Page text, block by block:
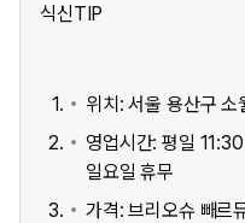
식신TIP
위치: 서울 용산구 소
영업시간: 평일
일요일 휴무
가격: 브리오슈 빼르